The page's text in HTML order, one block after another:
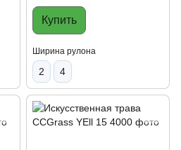
Купить
Ширина рулона
2 4